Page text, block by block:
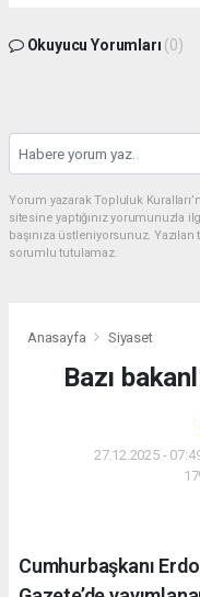
Okuyucu Yorumları (0)
Yorum yazarak Topluluk
sitesine yaptığınız yorumunuzla
başınıza üstleniyorsunuz.
sorumlu tutulamaz.
Anasayfa Siyaset
Bazı
27.12.2025 -
Cumhurbaşkanı